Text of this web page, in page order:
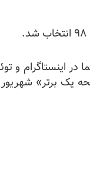
اینستاگرام و
عنوان «صفحه یک برتر»